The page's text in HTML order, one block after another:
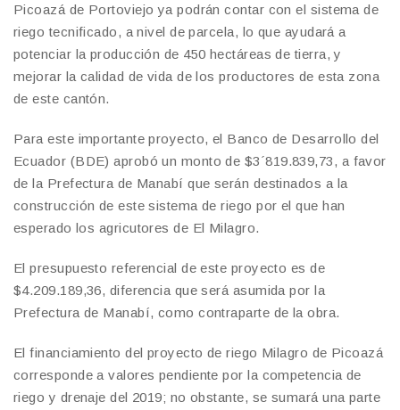
Picoazá de Portoviejo ya podrán contar con el sistema de
riego tecnificado, a nivel de parcela, lo que ayudará a
potenciar la producción de 450 hectáreas de tierra, y
mejorar la calidad de vida de los productores de esta zona
de este cantón.
Para este importante proyecto, el Banco de Desarrollo del
Ecuador (BDE) aprobó un monto de $3´819.839,73, a favor
de la Prefectura de Manabí que serán destinados a la
construcción de este sistema de riego por el que han
esperado los agricutores de El Milagro.
El presupuesto referencial de este proyecto es de
$4.209.189,36, diferencia que será asumida por la
Prefectura de Manabí, como contraparte de la obra.
El financiamiento del proyecto de riego Milagro de Picoazá
corresponde a valores pendiente por la competencia de
riego y drenaje del 2019; no obstante, se sumará una parte